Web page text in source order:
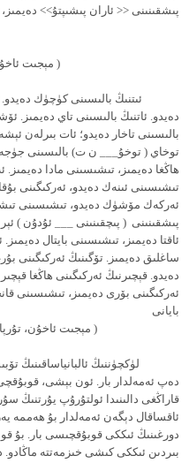
پىشقىنىنى << ئاران پىشىپتۇ>>
ھايگاننىڭ
( مېجىت ئاخۇن، تۇرپان، 1891-يىلى 8-
ئىتنىڭ بالىسىنى كۈچۈك دەيدو.
دەيدو. ئاتنىڭ بالىسىنى تاي دەيمىز.
بالىسىنى تاخار دەيدو؛ ئات بىرلەن
توخاي ( توخۇ___ ن ت) بالىسىنى
ھاڭغا دەيمىز، تىشىسىنى مادا
تىشىسىنى ئىنەك دەيدو، ئەركىگىنى
ئەركەك مۆشۈك دەيدو، تىشىسىنى
پىشقىنىنى ( پىچقىنىنى ___ ئۇدۇن )
ئاقتا دەيمىز، تىشىسىنى بايتال
ساغلىق دەيمىز. تۆگىنىڭ ئەركىگىنى
دەيدو. قېچىرنىڭ ئەركىگىنى ھاڭغا
ئەركىگىنى بۆرى دەيمىز، تىشىسىنى
بايانى
( مېجىت ئاخۇن، تۇرپان، 1891-يىلى 8-ئاينىڭ 17-
لۈكچۈننىڭ ئالبانياساقىنىڭ
دەپ ئەمەلدار بار. ئون بېشى،
قاراڭغى دالىنىدا ئولتۇرۇپ يۇرتنىڭ
ئاقساقال دېگەن ئەمەلدار بۇ ھەممە
دورغىنىڭ ئىككى قوبۇقچىسى بار. بۇ
بىردىن ئىككى كىشى خىزمەتتە